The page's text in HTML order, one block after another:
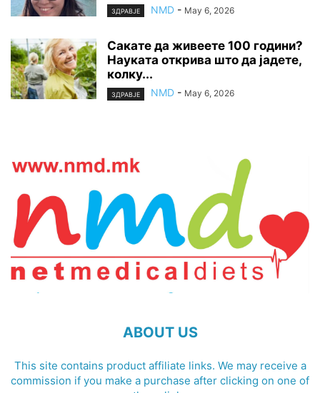
ЗДРАВЈЕ NMD - May 6, 2026
Сакате да живеете 100 години?
Науката открива што да јадете,
колку...
ЗДРАВЈЕ NMD - May 6, 2026
ABOUT US
This site contains product affiliate links. We may receive a
commission if you make a purchase after clicking on one of